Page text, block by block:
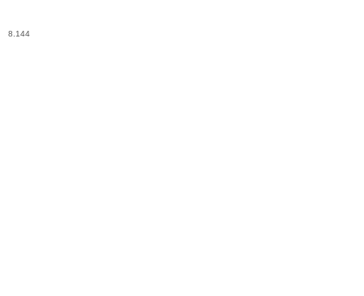
8.144